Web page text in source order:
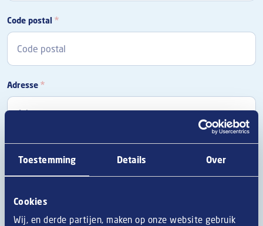
Toestemming Details Over
Cookies
Wij, en derde partijen, maken op onze website gebruik
Code postal
Adresse
N° de téléphone